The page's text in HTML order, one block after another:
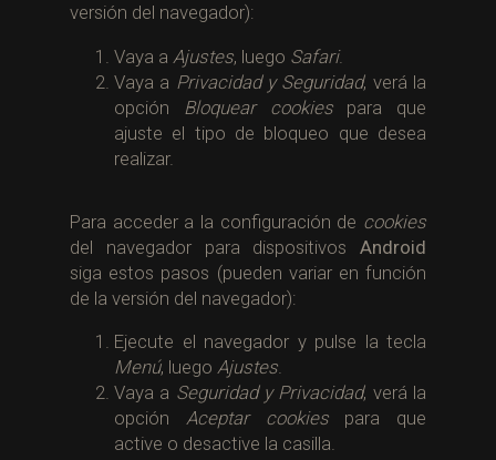
versión del navegador):
Vaya a Ajustes, luego Safari.
Vaya a Privacidad y Seguridad, verá la
opción Bloquear cookiespara que
ajuste el tipo de bloqueo que desea
realizar.
Para acceder a la configuración de cookies
del navegador para dispositivos Android
siga estos pasos (pueden variar en función
de la versión del navegador):
Ejecute el navegador y pulse la tecla
Menú, luego Ajustes.
Vaya a Seguridad y Privacidad, verá la
opción Aceptar cookiespara que
active o desactive la casilla.